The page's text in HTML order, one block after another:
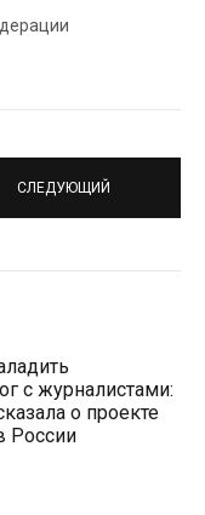
СЛЕДУЮЩИЙ
с журналистами:
о проекте
России